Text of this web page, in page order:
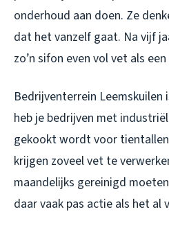
onderhoud aan doen. Ze
dat het vanzelf gaat. Na vijf
zo’n sifon even vol vet als
Bedrijventerrein Leemskuilen
heb je bedrijven met
gekookt wordt voor
krijgen zoveel vet te
maandelijks gereinigd
daar vaak pas actie als het al